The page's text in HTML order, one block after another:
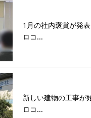
1月の社内褒賞が発
ロコ...
新しい建物の工事が
ロコ...